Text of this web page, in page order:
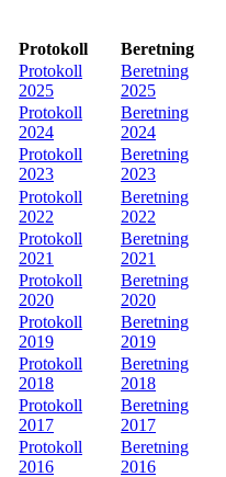
Protokoll Beretning
Protokoll
2025
Beretning
2025
Protokoll
2024
Beretning
2024
Protokoll
2023
Beretning
2023
Protokoll
2022
Beretning
2022
Protokoll
2021
Beretning
2021
Protokoll
2020
Beretning
2020
Protokoll
2019
Beretning
2019
Protokoll
2018
Beretning
2018
Protokoll
2017
Beretning
2017
Protokoll
2016
Beretning
2016